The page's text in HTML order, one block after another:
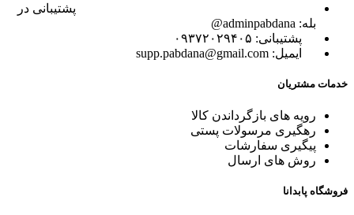
پشتیبانی در
بله: adminpabdana@
پشتیبانی: ۰۹۳۷۲۰۲۹۴۰۵
ایمیل: supp.pabdana@gmail.com
خدمات مشتریان
رویه های بازگرداندن کالا
رهگیری مرسولات پستی
پیگیری سفارشات
روش های ارسال
فروشگاه پابدانا